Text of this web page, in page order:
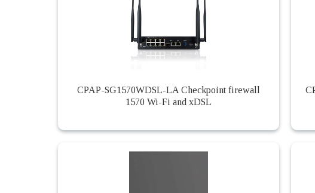
CPAP-SG1570WDSL-LA Checkpoint firewall
1570 Wi-Fi and xDSL